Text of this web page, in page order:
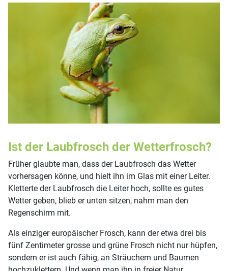
Ist der Laubfrosch der Wetterfrosch?
Früher glaubte man, dass der Laubfrosch das Wetter
vorhersagen könne, und hielt ihn im Glas mit einer Leiter.
Kletterte der Laubfrosch die Leiter hoch, sollte es gutes
Wetter geben, blieb er unten sitzen, nahm man den
Regenschirm mit.
Als einziger europäischer Frosch, kann der etwa drei bis
fünf Zentimeter grosse und grüne Frosch nicht nur hüpfen,
sondern er ist auch fähig, an Sträuchern und Baumen